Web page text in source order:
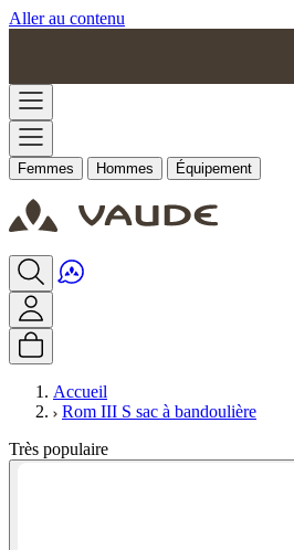
Aller au contenu
Femmes Hommes Équipement
Accueil
Rom III S sac à bandoulière
Très populaire